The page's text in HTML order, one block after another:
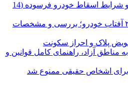
راهنمای کامل مراحل و شرایط اسقاط خودرو فرسوده (14
مزدا CX-30 مدل ۲۰۲۴ آفتاب خودرو؛ بررسی و مشخصات
پلاک و احراز سکونت
مناطق آزاد، راهنمای کامل قوانین و
اشخاص حقیقی ممنوع شد